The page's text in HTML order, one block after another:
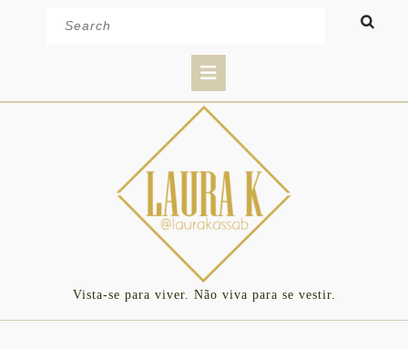
Button
Vista-se para viver. Não viva para se vestir.